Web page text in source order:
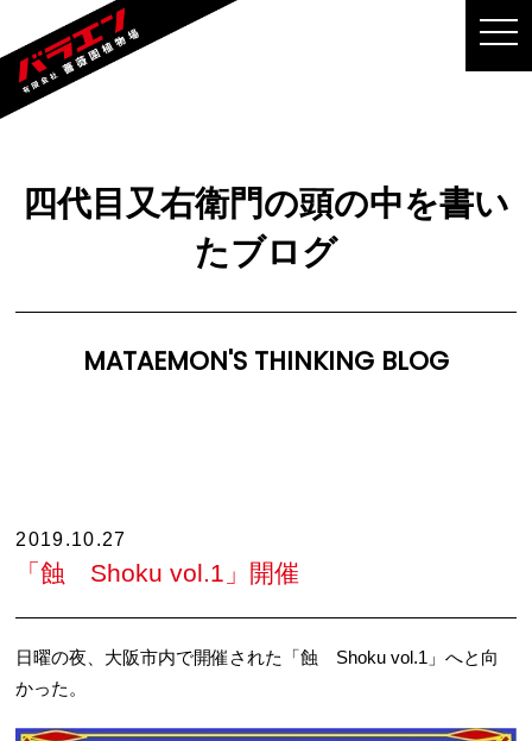
四代目又右衛門の頭の中を書い
たブログ
MATAEMON'S THINKING BLOG
2019.10.27
「蝕 Shoku vol.1」開催
日曜の夜、大阪市内で開催された「蝕 Shoku vol.1」へと向
かった。